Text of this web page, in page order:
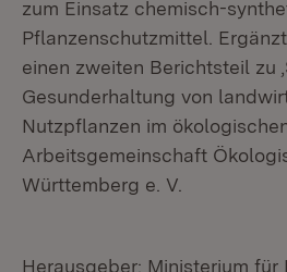
zum Einsatz chemisch-
Pflanzenschutzmittel.
einen zweiten Berichtsteil zu
Gesunderhaltung von
Nutzpflanzen im
Arbeitsgemeinschaft
Württemberg e. V.
Herausgeber: Ministerium für